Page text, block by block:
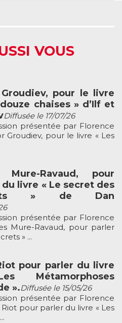
VOUS
pour le livre
chaises » d’Ilf et
Diffusée le 17/07/26
présentée par Florence
Groudiev, pour le livre « Les
Mure-Ravaud, pour
livre « Le secret des
» de Dan
présentée par Florence
Mure-Ravaud, pour parler
» ...
pour parler du livre
Métamorphoses
».Diffusée le 15/05/26
présentée par Florence
pour parler du livre « Les